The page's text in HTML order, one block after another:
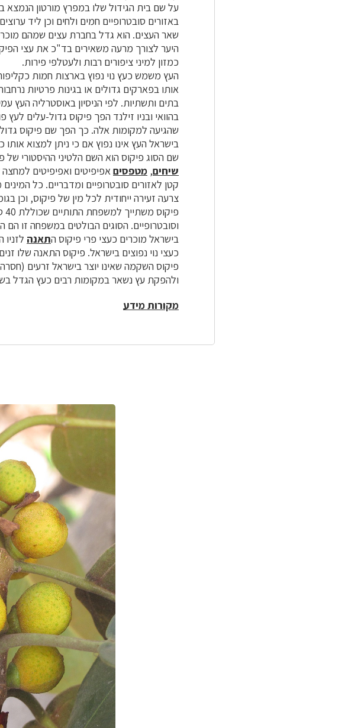
על שם בית הגידול שלו במפרץ מורטון הנמצא
באזורים סובטרופיים חמים ולחים וכן ליד
שאר העצים. הוא גדל בחברת עצים שמהם
היער לצורך מרעה משאירים בד"כ את עצי
כמזון למיני ציפורים רבות ולעטלפי פירות.
העץ משמש כעץ נוי נפוץ בארצות חמות
אותו בפארקים גדולים או בגינות פרטיות
בתים ותשתיות. לפי הניסיון באוסטרליה העץ
בהוואי ובניו זילנד הפך פיקוס גדול-עלים
שהגיעה למקומות אלה. כך הפך שם פיקוס
בישראל העץ אינו נפוץ אם כי ניתן למצוא
שם הסוג פיקוס הוא השם הלטיני ההיסטורי של פרי
שיחים, מטפסיםאפיפיטים ואפיפיטים
קטן לאזורים סובטרופיים ומדבריים. כל
צרעה זעירה ייחודית לכל מין של פיקוס, וכן
וסובטרופיים. הסוגים הבולטים במשפחה זו הם
בישראל מוכרים כעצי פרי פיקוס התאנה
כעצי נוי נפוצים בישראל. פיקוס התאנה שלו
פיקוס השקמה שאינו יוצר בישראל זרעים
ולהפקת עץ נשאר במקומות רבים כעץ הגדל
מקורות מידע